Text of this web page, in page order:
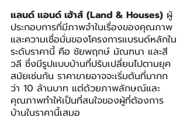
แลนด์ แอนด์ เฮ้าส์ (Land & Houses) ผู้
ประกอบการที่มีภาพจำในเรื่องของคุณภาพ
และความเชื่อมั่นของโครงการแบรนด์หลักใน
ระดับราคานี้ คือ ชัยพฤกษ์ มัณฑนา และสี
วลี ซึ่งมีรูปแบบบ้านที่ปรับเปลี่ยนไปตามยุค
สมัยเช่นกัน ราคาขายอาจจะเริ่มต้นที่มากก
ว่า 10 ล้านบาท แต่ด้วยภาพลักษณ์และ
คุณภาพทำให้เป็นที่สนใจของผู้ที่ต้องการ
บ้านในราคานี้เสมอ